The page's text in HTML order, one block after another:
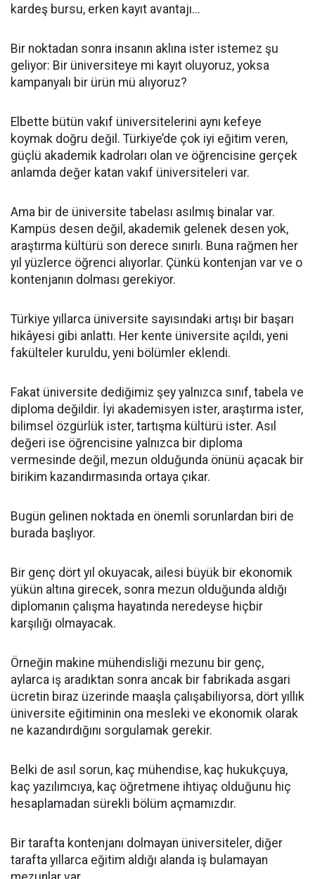
kardeş bursu, erken kayıt avantajı...
Bir noktadan sonra insanın aklına ister istemez şu
geliyor: Bir üniversiteye mi kayıt oluyoruz, yoksa
kampanyalı bir ürün mü alıyoruz?
Elbette bütün vakıf üniversitelerini aynı kefeye
koymak doğru değil. Türkiye’de çok iyi eğitim veren,
güçlü akademik kadroları olan ve öğrencisine gerçek
anlamda değer katan vakıf üniversiteleri var.
Ama bir de üniversite tabelası asılmış binalar var.
Kampüs desen değil, akademik gelenek desen yok,
araştırma kültürü son derece sınırlı. Buna rağmen her
yıl yüzlerce öğrenci alıyorlar. Çünkü kontenjan var ve o
kontenjanın dolması gerekiyor.
Türkiye yıllarca üniversite sayısındaki artışı bir başarı
hikâyesi gibi anlattı. Her kente üniversite açıldı, yeni
fakülteler kuruldu, yeni bölümler eklendi.
Fakat üniversite dediğimiz şey yalnızca sınıf, tabela ve
diploma değildir. İyi akademisyen ister, araştırma ister,
bilimsel özgürlük ister, tartışma kültürü ister. Asıl
değeri ise öğrencisine yalnızca bir diploma
vermesinde değil, mezun olduğunda önünü açacak bir
birikim kazandırmasında ortaya çıkar.
Bugün gelinen noktada en önemli sorunlardan biri de
burada başlıyor.
Bir genç dört yıl okuyacak, ailesi büyük bir ekonomik
yükün altına girecek, sonra mezun olduğunda aldığı
diplomanın çalışma hayatında neredeyse hiçbir
karşılığı olmayacak.
Örneğin makine mühendisliği mezunu bir genç,
aylarca iş aradıktan sonra ancak bir fabrikada asgari
ücretin biraz üzerinde maaşla çalışabiliyorsa, dört yıllık
üniversite eğitiminin ona mesleki ve ekonomik olarak
ne kazandırdığını sorgulamak gerekir.
Belki de asıl sorun, kaç mühendise, kaç hukukçuya,
kaç yazılımcıya, kaç öğretmene ihtiyaç olduğunu hiç
hesaplamadan sürekli bölüm açmamızdır.
Bir tarafta kontenjanı dolmayan üniversiteler, diğer
tarafta yıllarca eğitim aldığı alanda iş bulamayan